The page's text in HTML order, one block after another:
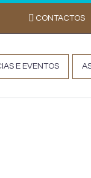
CONTACTOS
E EVENTOS